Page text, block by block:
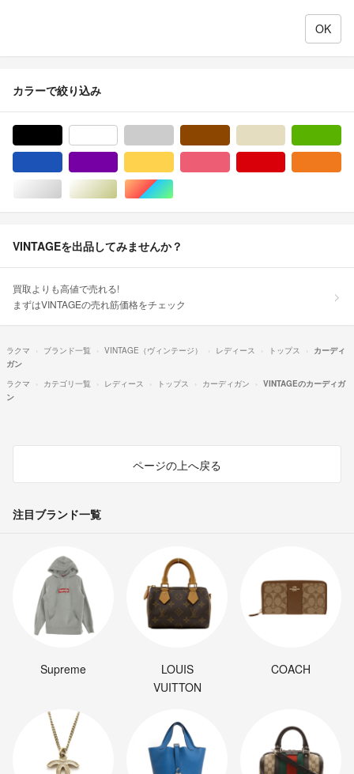
カラーで絞り込み
シルバー/銀色系ゴールド/金色系マルチカラー
VINTAGEを出品してみませんか？
買取よりも高値で売れる!
まずはVINTAGEの売れ筋価格をチェック
ラクマ ブランド一覧 VINTAGE（ヴィンテージ） レディース トップス
カーディ
ガン
ラクマ
カテゴリ一覧 レディース トップス カーディガン
VINTAGEのカーディガ
ン
ページの上へ戻る
注目ブランド一覧
Supreme
LOUIS
VUITTON
COACH